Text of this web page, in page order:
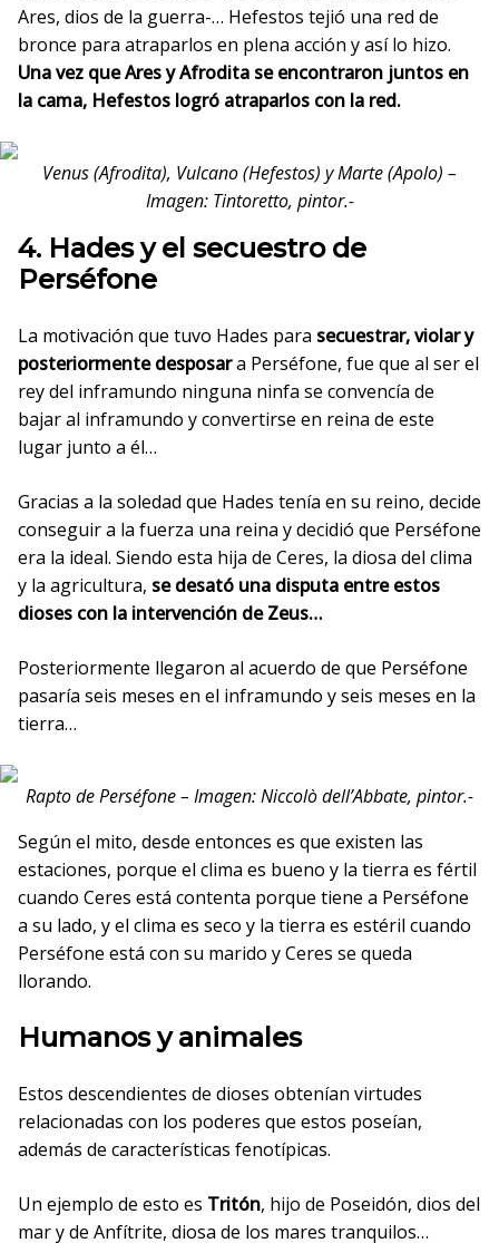
Ares, dios de la guerra-… Hefestos tejió una red de
bronce para atraparlos en plena acción y así lo hizo.
Una vez que Ares y Afrodita se encontraron juntos en
la cama, Hefestos logró atraparlos con la red.
Venus (Afrodita), Vulcano (Hefestos) y Marte (Apolo) –
Imagen: Tintoretto, pintor.-
4. Hades y el secuestro de
Perséfone
La motivación que tuvo Hades para secuestrar, violar y
posteriormente desposara Perséfone, fue que al ser el
rey del inframundo ninguna ninfa se convencía de
bajar al inframundo y convertirse en reina de este
lugar junto a él…
Gracias a la soledad que Hades tenía en su reino, decide
conseguir a la fuerza una reina y decidió que Perséfone
era la ideal. Siendo esta hija de Ceres, la diosa del clima
y la agricultura, se desató una disputa entre estos
dioses con la intervención de Zeus…
Posteriormente llegaron al acuerdo de que Perséfone
pasaría seis meses en el inframundo y seis meses en la
tierra…
Rapto de Perséfone – Imagen: Niccolò dell’Abbate, pintor.-
Según el mito, desde entonces es que existen las
estaciones, porque el clima es bueno y la tierra es fértil
cuando Ceres está contenta porque tiene a Perséfone
a su lado, y el clima es seco y la tierra es estéril cuando
Perséfone está con su marido y Ceres se queda
llorando.
Humanos y animales
Estos descendientes de dioses obtenían virtudes
relacionadas con los poderes que estos poseían,
además de características fenotípicas.
Un ejemplo de esto es Tritón, hijo de Poseidón, dios del
mar y de Anfítrite, diosa de los mares tranquilos…